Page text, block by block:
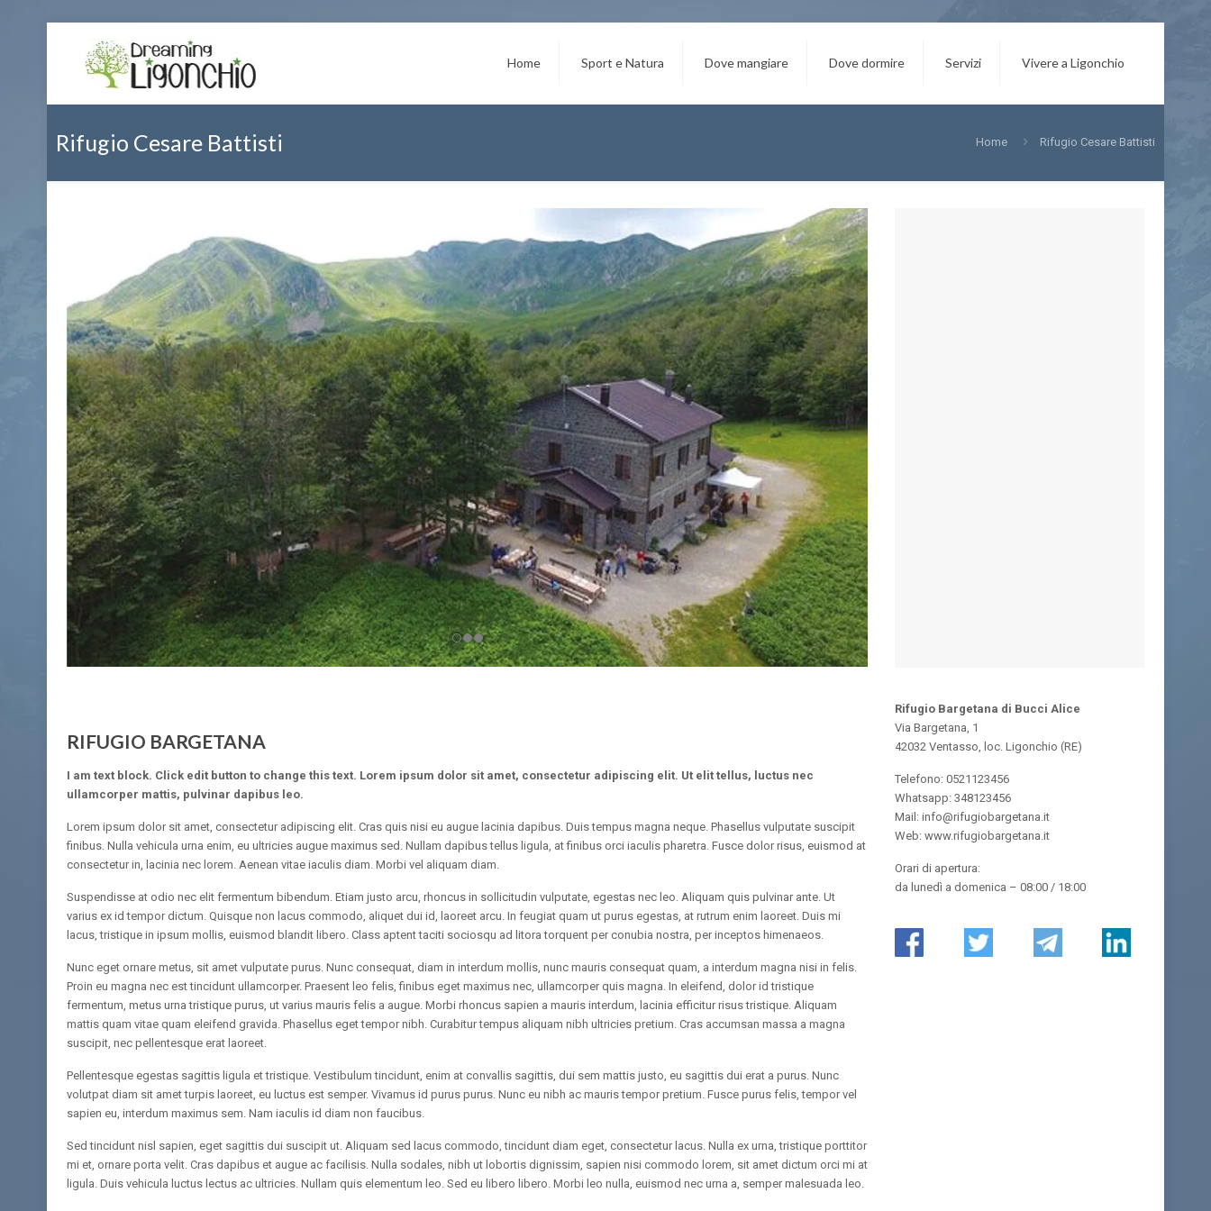
Home Sport e Natura Dove mangiare Dove dormire Servizi Vivere a Ligonchio
Rifugio Cesare Battisti Home Rifugio Cesare Battisti
RIFUGIO BARGETANA
I am text block. Click edit button to change this text. Lorem ipsum dolor sit amet, consectetur adipiscing elit. Ut elit tellus, luctus nec
ullamcorper mattis, pulvinar dapibus leo.
Lorem ipsum dolor sit amet, consectetur adipiscing elit. Cras quis nisi eu augue lacinia dapibus. Duis tempus magna neque. Phasellus vulputate suscipit
finibus. Nulla vehicula urna enim, eu ultricies augue maximus sed. Nullam dapibus tellus ligula, at finibus orci iaculis pharetra. Fusce dolor risus, euismod at
consectetur in, lacinia nec lorem. Aenean vitae iaculis diam. Morbi vel aliquam diam.
Suspendisse at odio nec elit fermentum bibendum. Etiam justo arcu, rhoncus in sollicitudin vulputate, egestas nec leo. Aliquam quis pulvinar ante. Ut
varius ex id tempor dictum. Quisque non lacus commodo, aliquet dui id, laoreet arcu. In feugiat quam ut purus egestas, at rutrum enim laoreet. Duis mi
lacus, tristique in ipsum mollis, euismod blandit libero. Class aptent taciti sociosqu ad litora torquent per conubia nostra, per inceptos himenaeos.
Nunc eget ornare metus, sit amet vulputate purus. Nunc consequat, diam in interdum mollis, nunc mauris consequat quam, a interdum magna nisi in felis.
Proin eu magna nec est tincidunt ullamcorper. Praesent leo felis, finibus eget maximus nec, ullamcorper quis magna. In eleifend, dolor id tristique
fermentum, metus urna tristique purus, ut varius mauris felis a augue. Morbi rhoncus sapien a mauris interdum, lacinia efficitur risus tristique. Aliquam
mattis quam vitae quam eleifend gravida. Phasellus eget tempor nibh. Curabitur tempus aliquam nibh ultricies pretium. Cras accumsan massa a magna
suscipit, nec pellentesque erat laoreet.
Pellentesque egestas sagittis ligula et tristique. Vestibulum tincidunt, enim at convallis sagittis, dui sem mattis justo, eu sagittis dui erat a purus. Nunc
volutpat diam sit amet turpis laoreet, eu luctus est semper. Vivamus id purus purus. Nunc eu nibh ac mauris tempor pretium. Fusce purus felis, tempor vel
sapien eu, interdum maximus sem. Nam iaculis id diam non faucibus.
Sed tincidunt nisl sapien, eget sagittis dui suscipit ut. Aliquam sed lacus commodo, tincidunt diam eget, consectetur lacus. Nulla ex urna, tristique porttitor
mi et, ornare porta velit. Cras dapibus et augue ac facilisis. Nulla sodales, nibh ut lobortis dignissim, sapien nisi commodo lorem, sit amet dictum orci mi at
ligula. Duis vehicula luctus lectus ac ultricies. Nullam quis elementum leo. Sed eu libero libero. Morbi leo nulla, euismod nec urna a, semper malesuada leo.
Rifugio Bargetana di Bucci Alice
Via Bargetana, 1
42032 Ventasso, loc. Ligonchio (RE)
Telefono: 0521123456
Whatsapp: 348123456
Mail: info@rifugiobargetana.it
Web: www.rifugiobargetana.it
Orari di apertura:
da lunedì a domenica – 08:00 / 18:00